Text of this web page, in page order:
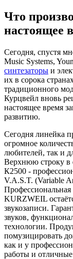
Что
настоящее
Сегодня, спустя
Music Systems,
синтезаторы и
их в сорока
традиционного
Курцвейл вновь
настоящее время
развитию.
Сегодня линейка
огромное
любителей, так и
Верхнюю строку в
К2500 -
V.A.S.T. (Variable
KURZWEIL
звукозаписи.
звуков,
технологии.
помузицировать
как и у
работы и